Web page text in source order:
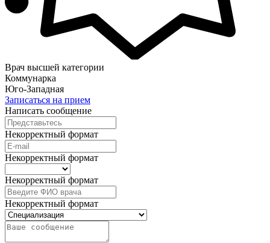
Врач высшей категории
Коммунарка
Юго-Западная
Записаться на прием
Написать сообщение
Некорректный формат
Некорректный формат
Некорректный формат
Некорректный формат